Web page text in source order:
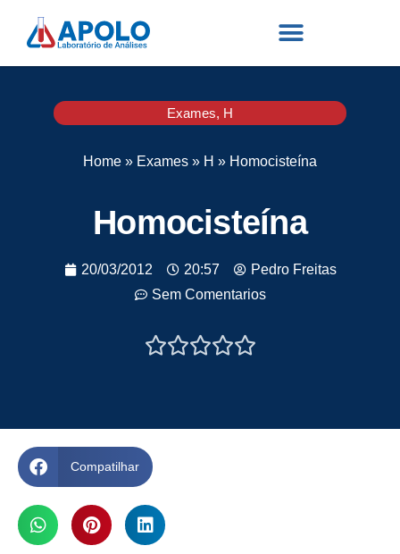
Exames, H
Home » Exames » H » Homocisteína
Homocisteína
20/03/2012 20:57
Pedro Freitas
Sem Comentarios

Compatilhar